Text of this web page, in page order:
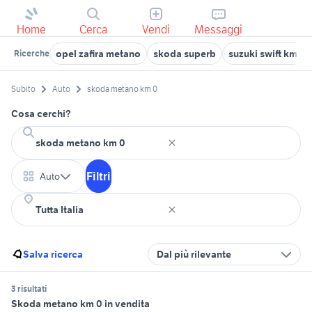
Home Cerca Vendi Messaggi
Ricerche opel zafira metano skoda superb suzuki swift km 0
Subito Auto skoda metano km 0
Cosa cerchi?
Auto Filtri
Salva ricerca Dal più rilevante
3 risultati
Skoda metano km 0 in vendita